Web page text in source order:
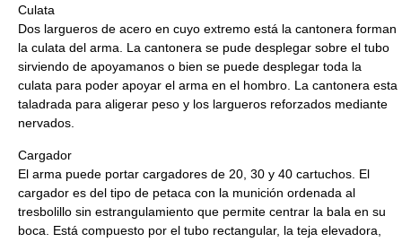
Culata
Dos largueros de acero en cuyo extremo está la cantonera forman
la culata del arma. La cantonera se pude desplegar sobre el tubo
sirviendo de apoyamanos o bien se puede desplegar toda la
culata para poder apoyar el arma en el hombro. La cantonera esta
taladrada para aligerar peso y los largueros reforzados mediante
nervados.
Cargador
El arma puede portar cargadores de 20, 30 y 40 cartuchos. El
cargador es del tipo de petaca con la munición ordenada al
tresbolillo sin estrangulamiento que permite centrar la bala en su
boca. Está compuesto por el tubo rectangular, la teja elevadora,